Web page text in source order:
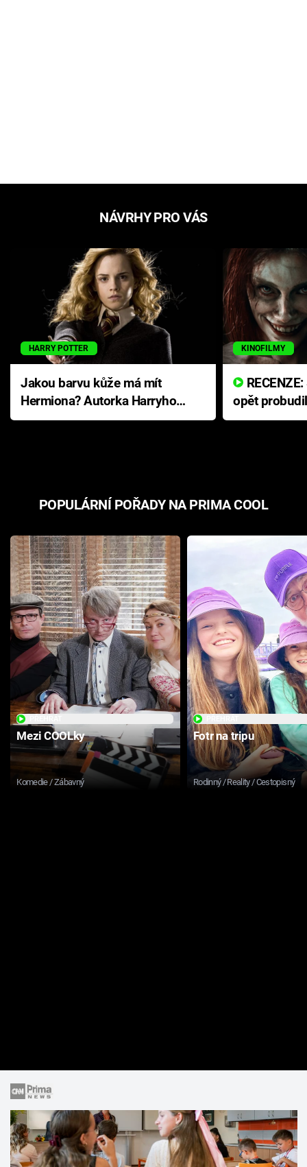
NÁVRHY PRO VÁS
HARRY POTTER
Jakou barvu kůže má mít
Hermiona? Autorka Harryho
Pottera přišla s ráznou
KINOFILMY
opět
přichází s
POPULÁRNÍ POŘADY NA PRIMA COOL
Mezi COOLky
Komedie / Zábavný
Fotr na tripu
Rodinný / Reality / Cestopisný